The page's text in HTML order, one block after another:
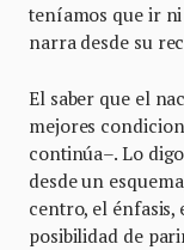
teníamos que ir
narra desde su
El saber que el
mejores
continúa–. Lo
desde un
centro, el énfasis,
posibilidad de